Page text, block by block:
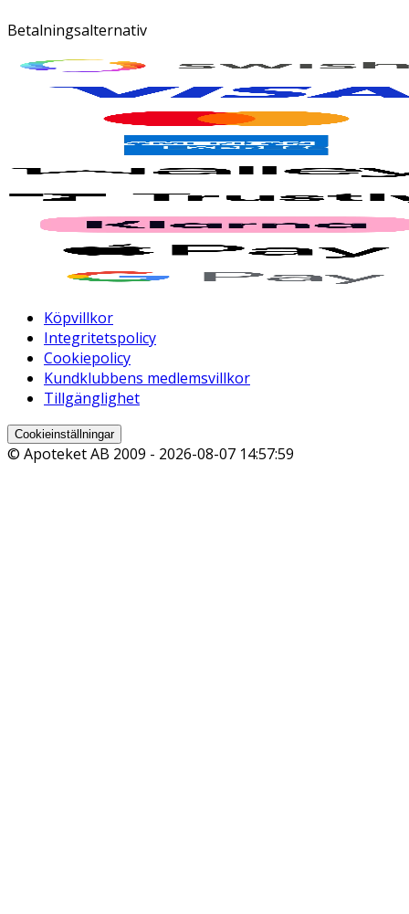
Betalningsalternativ
Köpvillkor
Integritetspolicy
Cookiepolicy
Kundklubbens medlemsvillkor
Tillgänglighet
Cookieinställningar
© Apoteket AB 2009 - 2026-08-07 14:57:59